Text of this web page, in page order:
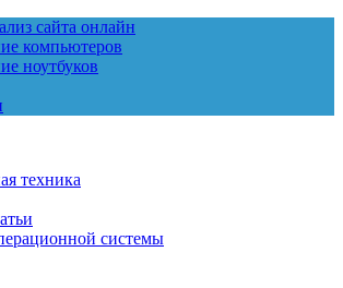
сайта онлайн
компьютеров
ноутбуков
техника
системы